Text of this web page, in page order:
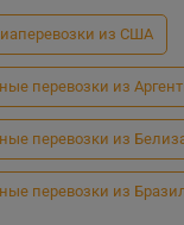
из США
перевозки из
перевозки из
перевозки из